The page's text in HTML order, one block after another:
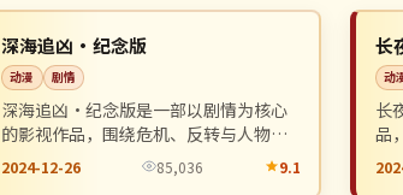
英国
深海追凶·纪念版
动漫 剧情
深海追凶·纪念版是一部以剧情为核心
的影视作品，围绕危机、反转与人物成
长展开，整体节奏紧凑，值得推荐观
看。
2024-12-26 85,036 9.1
日
长
动
长
品
整